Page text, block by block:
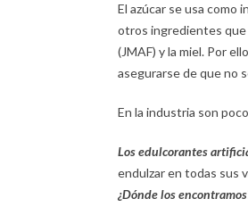
El azúcar se usa como
otros ingredientes que
(JMAF) y la miel. Por
asegurarse de que no
En la industria son
Los edulcorantes
endulzar en todas sus
¿Dónde los